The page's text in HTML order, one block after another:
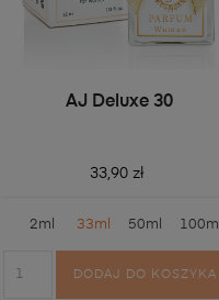
AJ Deluxe 30
33,90 zł
2ml 33ml 50ml 100ml
DODAJ DO KOSZYKA